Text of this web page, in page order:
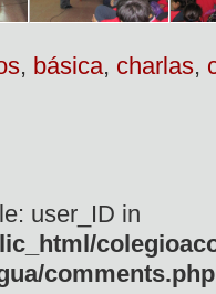
, básica, charlas,
user_ID in
comments.php